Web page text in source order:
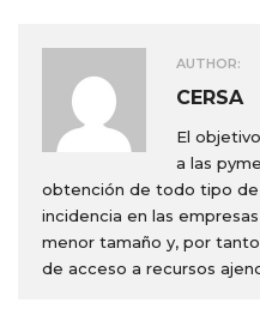
AUTHOR:
CERSA
El
a las
obtención de todo tipo de
incidencia en las
menor tamaño y, por
de acceso a recursos